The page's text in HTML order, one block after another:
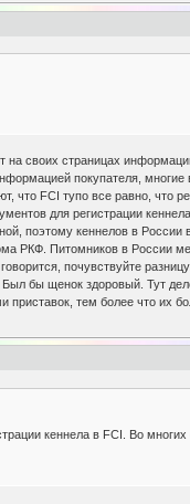
своих страницах
покупателя,
что FCI тупо все равно, что
для регистрации
поэтому кеннелов в
РКФ. Питомников в России
почувствуйте
бы щенок здоровый. Тут
тем более что их
кеннела в FCI. Во многих